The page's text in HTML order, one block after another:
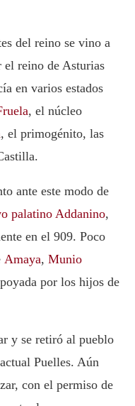
del reino se vino a
el reino de Asturias
en varios estados
, el núcleo
, el primogénito, las
ante este modo de
palatino Addanino,
en el 909. Poco
Amaya, Munio
por los hijos de
y se retiró al pueblo
Puelles. Aún
con el permiso de